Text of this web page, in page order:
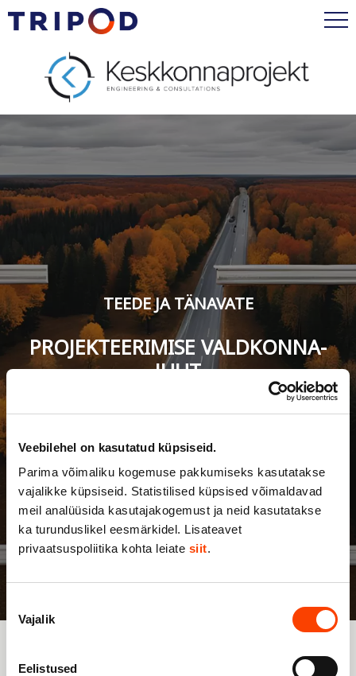
Veebilehel on kasutatud küpsiseid.
Parima võimaliku kogemuse pakkumiseks kasutatakse
vajalikke küpsiseid. Statistilised küpsised võimaldavad
meil analüüsida kasutajakogemust ja neid kasutatakse
ka turunduslikel eesmärkidel. Lisateavet
privaatsuspoliitika kohta leiate siit.
valikVajalik
Eelistused